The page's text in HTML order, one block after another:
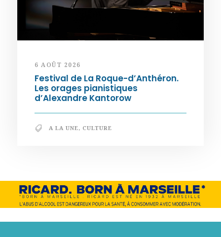
6 AOÛT 2026
Festival de La Roque-d’Anthéron.
Les orages pianistiques
d’Alexandre Kantorow
A LA UNE, CULTURE